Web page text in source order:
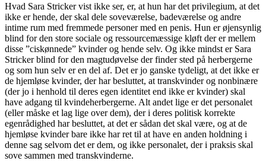
Hvad Sara Stricker vist ikke ser, er, at hun har det privilegium, at det
ikke er hende, der skal dele soveværelse, badeværelse og andre
intime rum med fremmede personer med en penis. Hun er øjensynlig
blind for den store sociale og ressourcemæssige kløft der er mellem
disse ”ciskønnede” kvinder og hende selv. Og ikke mindst er Sara
Stricker blind for den magtudøvelse der finder sted på herbergerne
og som hun selv er en del af. Det er jo ganske tydeligt, at det ikke er
de hjemløse kvinder, der har besluttet, at transkvinder og nonbinære
(der jo i henhold til deres egen identitet end ikke er kvinder) skal
have adgang til kvindeherbergerne. Alt andet lige er det personalet
(eller måske et lag lige over dem), der i deres politisk korrekte
egenrådighed har besluttet, at det er sådan det skal være, og at de
hjemløse kvinder bare ikke har ret til at have en anden holdning i
denne sag selvom det er dem, og ikke personalet, der i praksis skal
sove sammen med transkvinderne.